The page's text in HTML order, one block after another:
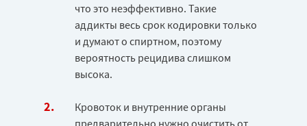
что это неэффективно. Такие
аддикты весь срок кодировки только
и думают о спиртном, поэтому
вероятность рецидива слишком
высока.
Кровоток и внутренние органы
предварительно нужно очистить от